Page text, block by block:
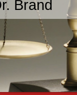
Brand